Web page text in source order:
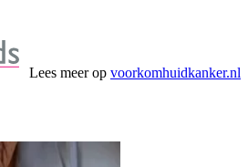
Lees meer op voorkomhuidkanker.nl